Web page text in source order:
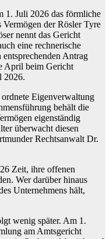
1. Juli 2026 das förmliche
der Rösler Tyre
nennt das Gericht
eine rechnerische
Antrag
April beim Gericht
2026.
Eigenverwaltung
behält die
eigenständig
überwacht diesen
Rechtsanwalt Dr.
Zeit, ihre offenen
Wer darüber hinaus
Unternehmens hält,
wenig später. Am 1.
am Amtsgericht